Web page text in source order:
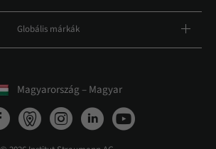
Globális márkák
Magyarország – Magyar